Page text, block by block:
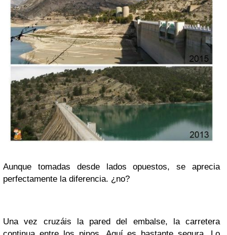
Aunque tomadas desde lados opuestos, se aprecia
perfectamente la diferencia. ¿no?
Una vez cruzáis la pared del embalse, la carretera